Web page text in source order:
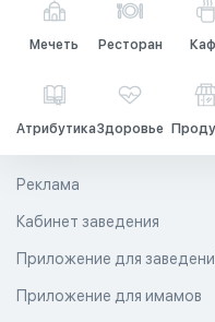
Мечеть Ресторан
АтрибутикаЗдоровье
Реклама
Кабинет заведения
Приложение для
Приложение для имамов